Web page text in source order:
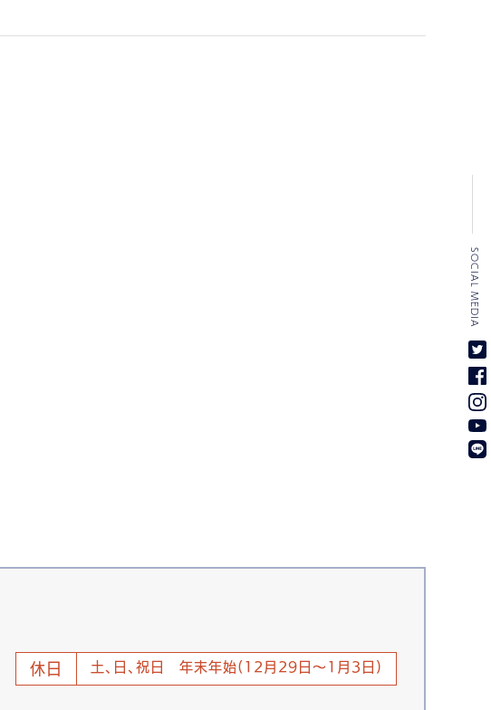
休日 土、日、祝日 年末年始(12月29日～1月3日)
SOCIAL MEDIA